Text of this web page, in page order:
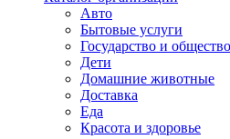
Авто
Бытовые услуги
Государство и общество
Дети
Домашние животные
Доставка
Еда
Красота и здоровье